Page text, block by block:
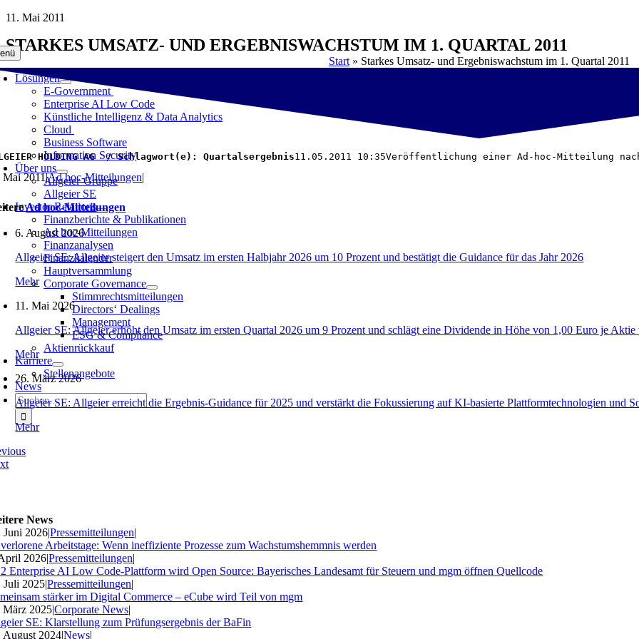
Zum
springen
Lösungen
E-Government
Enterprise AI Low Code
Künstliche Intelligenz & Data Analytics
Cloud
Business Software
Information Security
Über uns
Allgeier-Gruppe
Allgeier SE
Investor Relations
Finanzberichte & Publikationen
Ad hoc-Mitteilungen
Finanzanalysen
Finanzkalender
Hauptversammlung
Corporate Governance
Stimmrechtsmitteilungen
Directors‘ Dealings
Management
ESG & Compliance
Aktienrückkauf
Karriere
Stellenangebote
News
Suche
nach:
11. Mai 2011
STARKES UMSATZ- UND ERGEBNISWACHSTUM IM 1. QUARTAL 2011
Start » Starkes Umsatz- und Ergebniswachstum im 1. Quartal 2011
HOLDING AG  / Schlagwort(e): Quartalsergebnis11.05.2011 10:35Veröffentlichung einer Ad-hoc-Mitteilung
Mai 2011|Ad hoc-Mitteilungen|
Ad hoc-Mitteilungen
6. August 2026
Allgeier SE: Allgeier steigert den Umsatz im ersten Halbjahr 2026 um 10 Prozent und bestätigt die Guidance für das Jahr 2026
Mehr
11. Mai 2026
Allgeier SE: Allgeier erhöht den Umsatz im ersten Quartal 2026 um 9 Prozent und schlägt eine Dividende in Höhe von 1,00 Euro je Aktie
Mehr
26. März 2026
Allgeier SE: Allgeier erreicht die Ergebnis-Guidance für 2025 und verstärkt die Fokussierung auf KI‑basierte Plattformtechnologien und
Mehr
News
Juni 2026|Pressemitteilungen|
Arbeitstage: Wenn ineffiziente Prozesse zum Wachstumshemmnis werden
2026|Pressemitteilungen|
Enterprise AI Low Code-Plattform wird Open Source: Bayerisches Landesamt für Steuern und mgm öffnen Quellcode
Juli 2025|Pressemitteilungen|
stärker im Digital Commerce – eCube wird Teil von mgm
März 2025|Corporate News|
SE: Klarstellung zum Prüfungsergebnis der BaFin
August 2024|News|